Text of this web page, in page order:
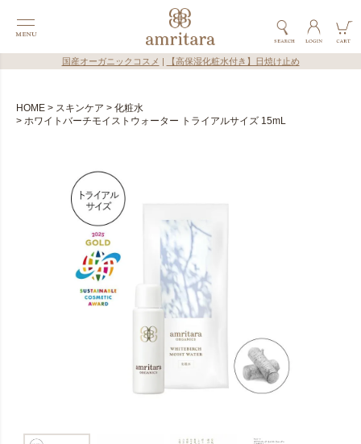
国産オーガニックコスメ 【高保湿化粧水付き】日焼け止め
HOME スキンケア
化粧水
ホワイトバーチモイストウォーター トライアルサイズ 15mL